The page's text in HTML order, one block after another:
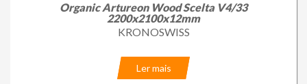
Organic Artureon Wood Scelta V4/33
2200x2100x12mm
KRONOSWISS
Ler mais